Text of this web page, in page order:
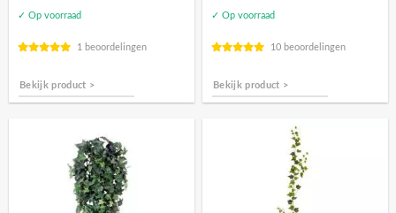
✓ Op voorraad
1 beoordelingen
Bekijk product >
✓ Op voorraad
10 beoordelingen
Bekijk product >